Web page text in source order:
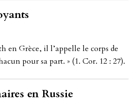
en Grèce, il l’ap­pel­le le corps de
pour sa part. » (1. Cor. 12 : 27).
en Russie